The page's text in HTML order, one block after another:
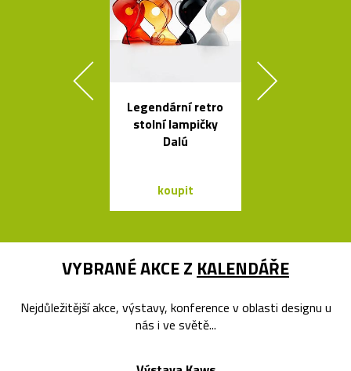
Legendární retro
stolní lampičky
Dalú
koupit
VYBRANÉ AKCE Z KALENDÁŘE
Nejdůležitější akce, výstavy, konference v oblasti designu u
nás i ve světě...